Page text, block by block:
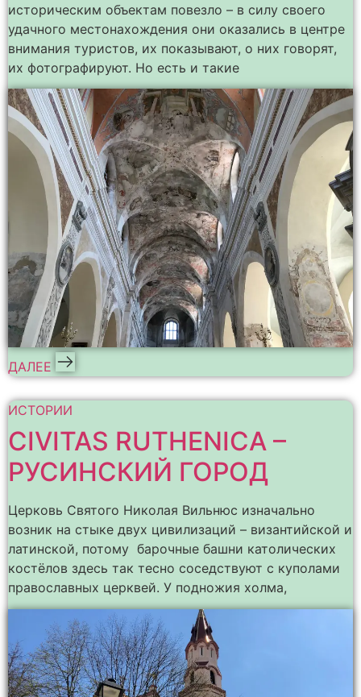
историческим объектам повезло – в силу своего
удачного местонахождения они оказались в центре
внимания туристов, их показывают, о них говорят,
их фотографируют. Но есть и такие
ДАЛЕЕ
ИСТОРИИ
CIVITAS RUTHENICA –
РУСИНСКИЙ ГОРОД
Церковь Святого Николая Вильнюс изначально
возник на стыке двух цивилизаций – византийской и
латинской, потому барочные башни католических
костёлов здесь так тесно соседствуют с куполами
православных церквей. У подножия холма,